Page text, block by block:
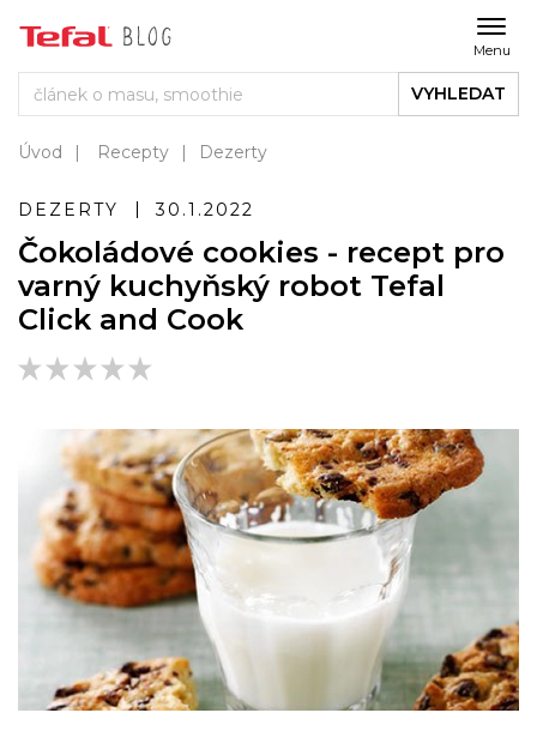
Menu
VYHLEDAT
Úvod Recepty Dezerty
DEZERTY 30.1.2022
Čokoládové cookies - recept pro
varný kuchyňský robot Tefal
Click and Cook